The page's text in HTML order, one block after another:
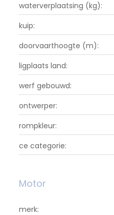
waterverplaatsing (kg):
kuip:
doorvaarthoogte (m):
ligplaats land:
werf gebouwd:
ontwerper:
rompkleur:
ce categorie:
Motor
merk: